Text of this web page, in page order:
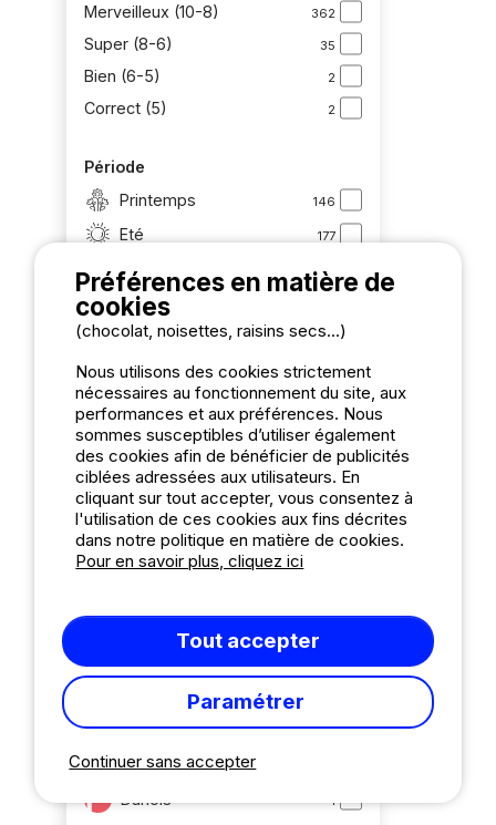
Merveilleux (10-8)
362
Super (8-6) 35
Bien (6-5) 2
Correct (5) 2
Période
Printemps
146
Eté 177
Automne 30
Hiver
Typologie de clients
Famille avec enfant(s)
56
Famille avec adolescent(s)13
Couple 163
Couple sénior 90
Entre amis 21
Famille avec bébé(s)
Par Langue
Français
Allemand 119
Néerlandais
Danois 1
Continuer sans accepter
Préférences en matière de
cookies
(chocolat, noisettes, raisins secs...)
Nous utilisons des cookies strictement
nécessaires au fonctionnement du site, aux
performances et aux préférences. Nous
sommes susceptibles d’utiliser également
des cookies afin de bénéficier de publicités
ciblées adressées aux utilisateurs. En
cliquant sur tout accepter, vous consentez à
l'utilisation de ces cookies aux fins décrites
dans notre politique en matière de cookies.
Pour en savoir plus, cliquez ici
Tout accepter
Paramétrer